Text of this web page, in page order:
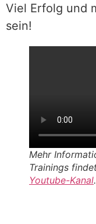
Viel Erfolg und
sein!
Mehr
Trainings
Youtube-Kanal.